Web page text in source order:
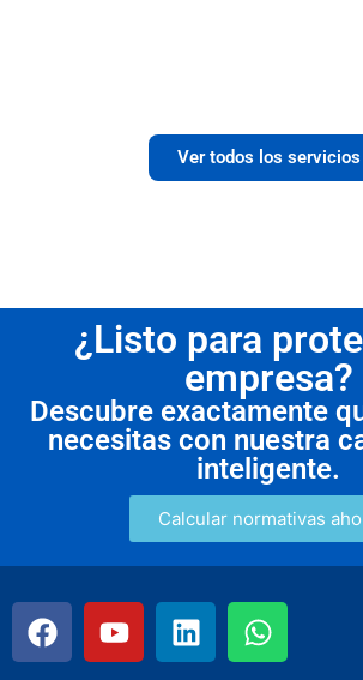
Ver todos los servicios
¿Listo para
empresa?
Descubre exactamente
necesitas con nuestra
inteligente.
Calcular normativas